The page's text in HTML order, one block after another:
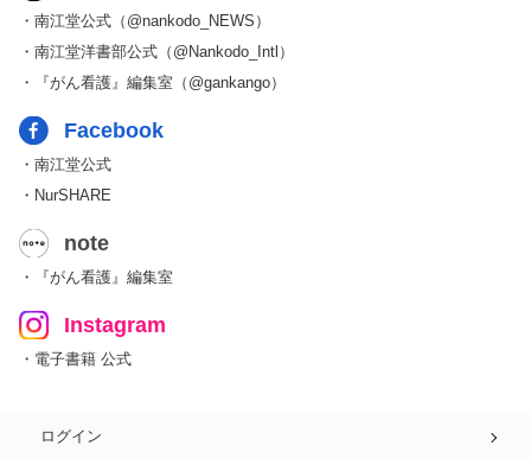
・南江堂公式（@nankodo_NEWS）
・南江堂洋書部公式（@Nankodo_Intl）
・『がん看護』編集室（@gankango）
Facebook
・南江堂公式
・NurSHARE
note
・『がん看護』編集室
Instagram
・電子書籍 公式
ログイン